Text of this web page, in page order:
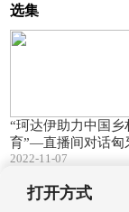
选集
“珂达伊助力中国乡
育”—直播间对话匈
驻华使馆文化与教育
2022-11-07
打开方式